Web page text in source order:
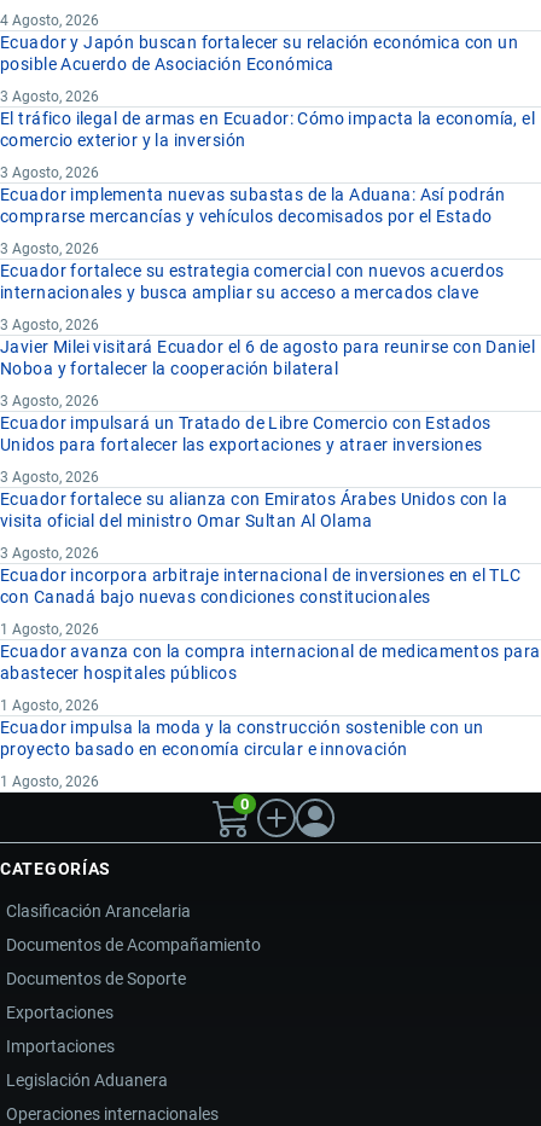
4 Agosto, 2026
Ecuador y Japón buscan fortalecer su relación económica con un
posible Acuerdo de Asociación Económica
3 Agosto, 2026
El tráfico ilegal de armas en Ecuador: Cómo impacta la economía, el
comercio exterior y la inversión
3 Agosto, 2026
Ecuador implementa nuevas subastas de la Aduana: Así podrán
comprarse mercancías y vehículos decomisados por el Estado
3 Agosto, 2026
Ecuador fortalece su estrategia comercial con nuevos acuerdos
internacionales y busca ampliar su acceso a mercados clave
3 Agosto, 2026
Javier Milei visitará Ecuador el 6 de agosto para reunirse con Daniel
Noboa y fortalecer la cooperación bilateral
3 Agosto, 2026
Ecuador impulsará un Tratado de Libre Comercio con Estados
Unidos para fortalecer las exportaciones y atraer inversiones
3 Agosto, 2026
Ecuador fortalece su alianza con Emiratos Árabes Unidos con la
visita oficial del ministro Omar Sultan Al Olama
3 Agosto, 2026
Ecuador incorpora arbitraje internacional de inversiones en el TLC
con Canadá bajo nuevas condiciones constitucionales
1 Agosto, 2026
Ecuador avanza con la compra internacional de medicamentos para
abastecer hospitales públicos
1 Agosto, 2026
Ecuador impulsa la moda y la construcción sostenible con un
proyecto basado en economía circular e innovación
1 Agosto, 2026
0
CATEGORÍAS
Clasificación Arancelaria
Documentos de Acompañamiento
Documentos de Soporte
Exportaciones
Importaciones
Legislación Aduanera
Operaciones internacionales